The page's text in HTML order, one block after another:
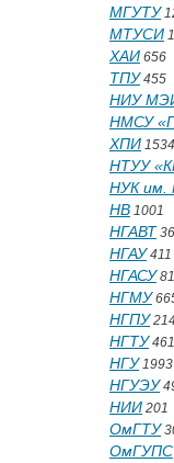
МГУТУ
МТУСИ
ХАИ 656
ТПУ455
НИУ
НМСУ
ХПИ 1534
НТУУ
НУК им.
НВ 1001
НГАВТ
НГАУ411
НГАСУ
НГМУ
НГПУ214
НГТУ
НГУ1993
НГУЭУ
НИИ 201
ОмГТУ
ОмГУПС